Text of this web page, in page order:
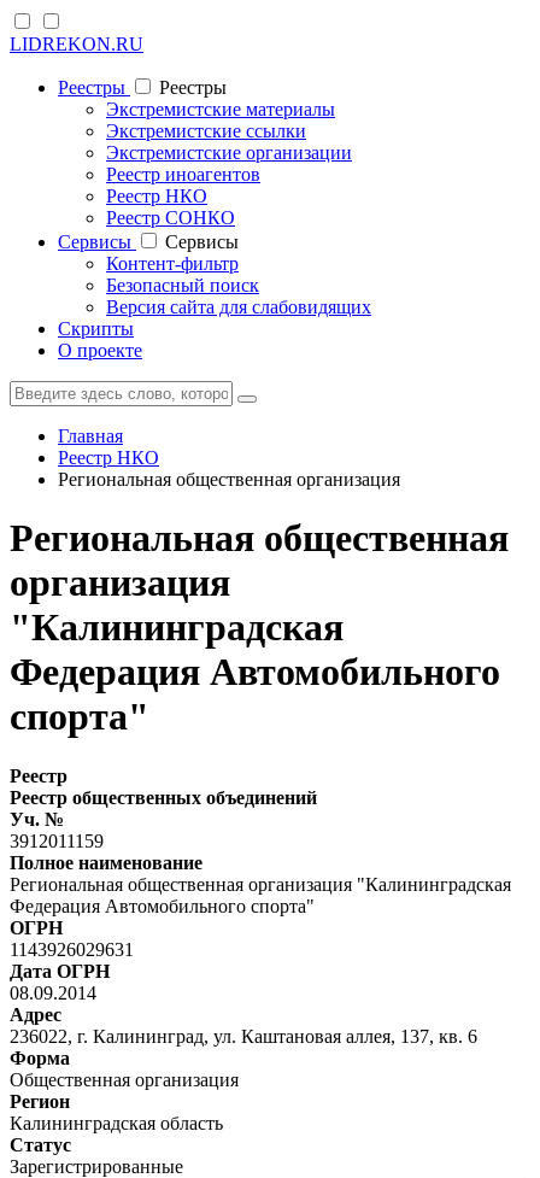
LIDREKON.RU
Реестры
Реестры
Экстремистские материалы
Экстремистские ссылки
Экстремистские организации
Реестр иноагентов
Реестр НКО
Реестр СОНКО
Cервисы
Cервисы
Контент-фильтр
Безопасный поиск
Версия сайта для слабовидящих
Скрипты
О проекте
Главная
Реестр НКО
Региональная общественная организация
Региональная общественная
организация
"Калининградская
Федерация Автомобильного
спорта"
Реестр
Реестр общественных объединений
Уч. №
3912011159
Полное наименование
Региональная общественная организация "Калининградская
Федерация Автомобильного спорта"
ОГРН
1143926029631
Дата ОГРН
08.09.2014
Адрес
236022, г. Калининград, ул. Каштановая аллея, 137, кв. 6
Форма
Общественная организация
Регион
Калининградская область
Статус
Зарегистрированные